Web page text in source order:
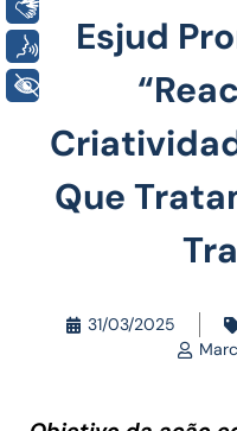
Esjud
Que
31/03/2025
Voz
+ Acessibilidade